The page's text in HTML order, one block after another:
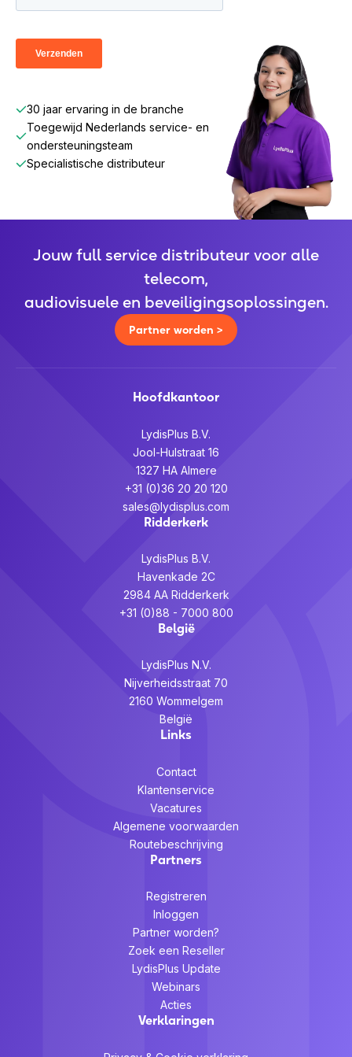
30 jaar ervaring in de branche
Toegewijd Nederlands service- en
ondersteuningsteam
Specialistische distributeur
Jouw full service distributeur voor alle
telecom,
audiovisuele en beveiligingsoplossingen.
Partner worden >
Hoofdkantoor
LydisPlus B.V.
Jool-Hulstraat 16
1327 HA Almere
+31 (0)36 20 20 120
sales@lydisplus.com
Ridderkerk
LydisPlus B.V.
Havenkade 2C
2984 AA Ridderkerk
+31 (0)88 - 7000 800
België
LydisPlus N.V.
Nijverheidsstraat 70
2160 Wommelgem
België
Links
Contact
Klantenservice
Vacatures
Algemene voorwaarden
Routebeschrijving
Partners
Registreren
Inloggen
Partner worden?
Zoek een Reseller
LydisPlus Update
Webinars
Acties
Verklaringen